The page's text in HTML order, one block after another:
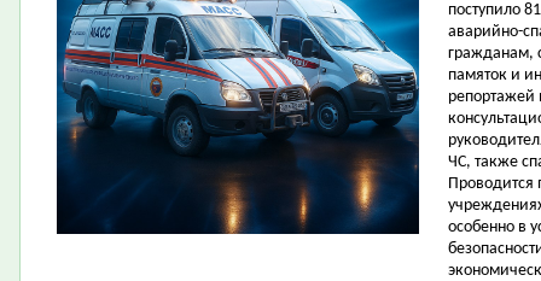
поступило
аварийно-
гражданам,
памяток и
репортажей
ЧС, также
Проводится
особенно в